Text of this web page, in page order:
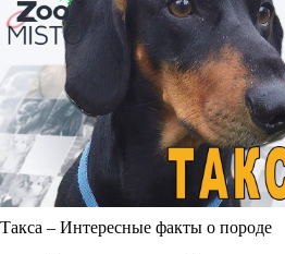
Такса – Интересные факты о породе